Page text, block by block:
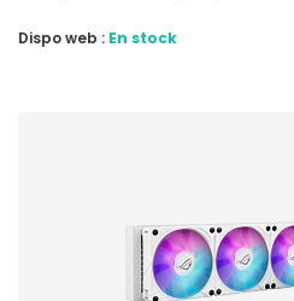
Dispo web : En stock